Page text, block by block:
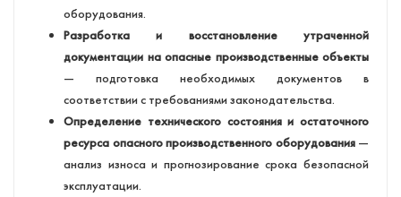
оборудования.
Разработка и восстановление утраченной
документации на опасные производственные объекты
— подготовка необходимых документов в
соответствии с требованиями законодательства.
Определение технического состояния и остаточного
ресурса опасного производственного оборудования—
анализ износа и прогнозирование срока безопасной
эксплуатации.